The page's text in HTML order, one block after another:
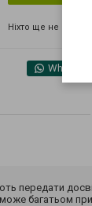
Ніхто ще не
WhatsApp
передати
багатьом